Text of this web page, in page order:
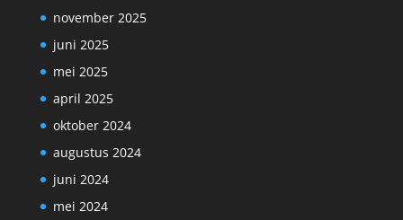
november 2025
juni 2025
mei 2025
april 2025
oktober 2024
augustus 2024
juni 2024
mei 2024